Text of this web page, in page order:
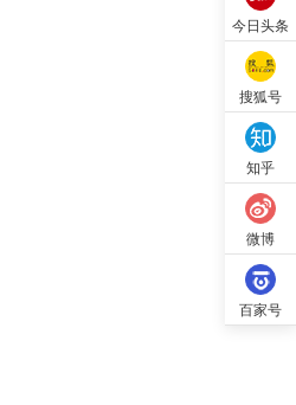
今日头条
搜狐号
知乎
微博
百家号